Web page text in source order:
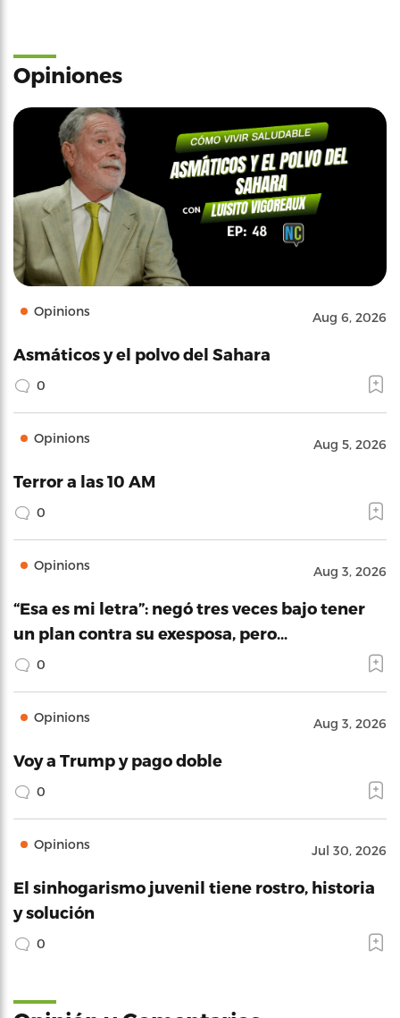
Opiniones
Opinions Aug 6, 2026
Asmáticos y el polvo del Sahara
0
Opinions Aug 5, 2026
Terror a las 10 AM
0
Opinions Aug 3, 2026
“Esa es mi letra”: negó tres veces bajo tener
un plan contra su exesposa, pero…
0
Opinions Aug 3, 2026
Voy a Trump y pago doble
0
Opinions Jul 30, 2026
El sinhogarismo juvenil tiene rostro, historia
y solución
0